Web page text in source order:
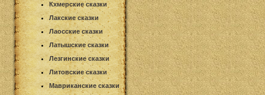
Кхмерские сказки
Лакские сказки
Лаосские сказки
Латышские сказки
Лезгинские сказки
Литовские сказки
Мавриканские сказки